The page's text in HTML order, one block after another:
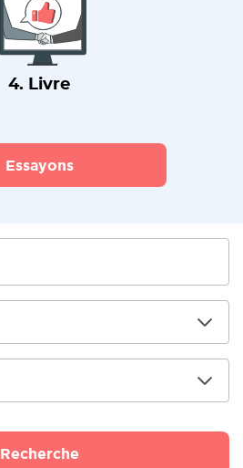
4. Livre
Essayons
Recherche